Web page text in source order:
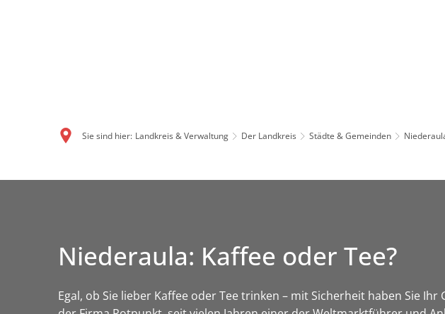
Sie sind hier: Landkreis & Verwaltung Der Landkreis Städte & Gemeinden
Niederaula: Kaffee oder Tee?
Egal, ob Sie lieber Kaffee oder Tee trinken – mit Sicherheit haben Sie